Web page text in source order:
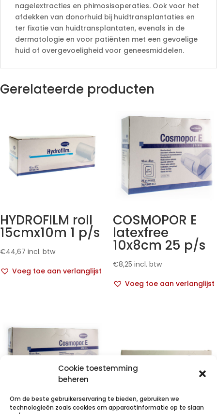
Cookie toestemming
beheren
Om de beste gebruikerservaring te bieden, gebruiken we
technologieën zoals cookies om apparaatinformatie op te slaan
nagelextracties en phimosisoperaties. Ook voor het
afdekken van donorhuid bij huidtransplantaties en
ter fixatie van huidtransplantaten, evenals in de
dermatologie en voor patiënten met een gevoelige
huid of overgevoeligheid voor geneesmiddelen.
Gerelateerde producten
HYDROFILM roll
15cmx10m 1 p/s
€44,67 incl. btw
Voeg toe aan verlanglijst
COSMOPOR E
latexfree
10x8cm 25 p/s
€8,25 incl. btw
Voeg toe aan verlanglijst